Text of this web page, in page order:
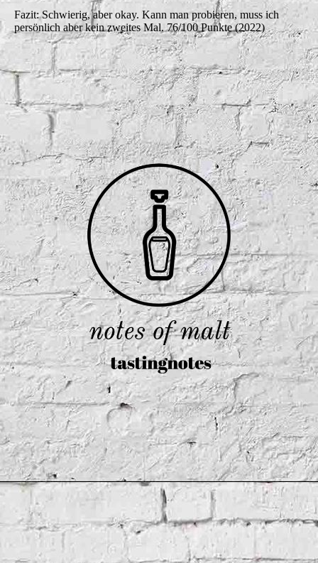
Fazit: Schwierig, aber okay. Kann man probieren, muss ich
persönlich aber kein zweites Mal. 76/100 Punkte (2022)